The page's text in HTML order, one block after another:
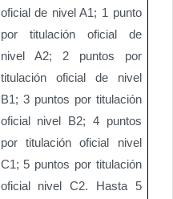
oficial de nivel A1; 1 punto
por titulación oficial de
nivel A2; 2 puntos por
titulación oficial de nivel
B1; 3 puntos por titulación
oficial nivel B2; 4 puntos
por titulación oficial nivel
C1; 5 puntos por titulación
oficial nivel C2. Hasta 5